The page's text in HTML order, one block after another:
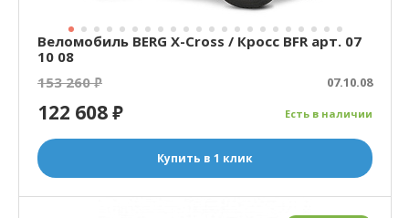
Веломобиль BERG X-Cross / Кросс BFR арт. 07
10 08
153 260₽ 07.10.08
Есть в наличии
122 608₽
Купить в 1 клик